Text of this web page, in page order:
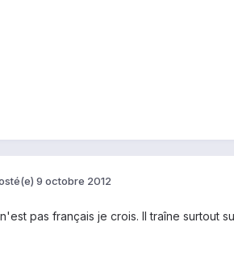
9 octobre 2012
pas français je crois. Il traîne surtout